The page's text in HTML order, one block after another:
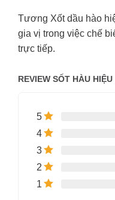
Tương Xốt dầu hào
gia vị trong việc chế
trực tiếp.
REVIEW SỐT HÀU
5
4
3
2
1